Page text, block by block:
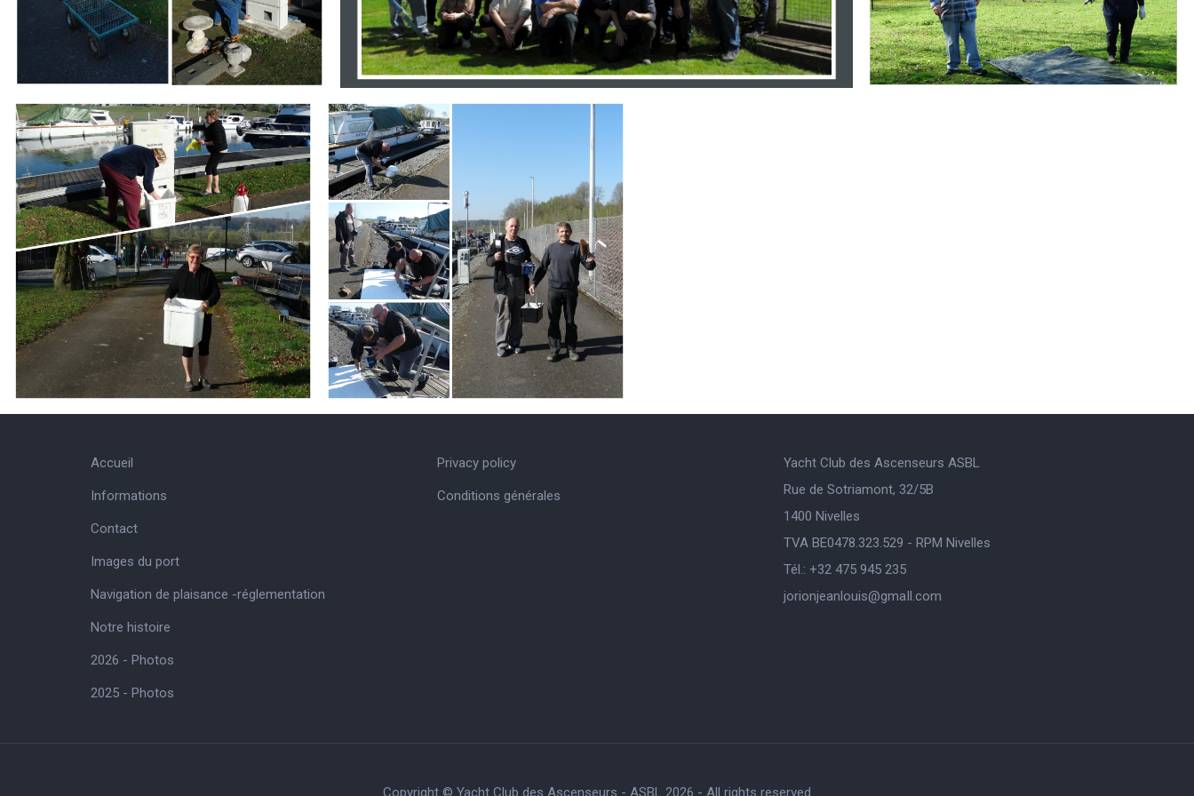
Branding
ARMCHAIR
Branding
ARMCHAIR
Accueil
Informations
Contact
Images du port
Navigation de plaisance -réglementation
Notre histoire
2026 - Photos
2025 - Photos
Privacy policy
Conditions générales
Yacht Club des Ascenseurs ASBL
Rue de Sotriamont, 32/5B
1400 Nivelles
TVA BE0478.323.529 - RPM Nivelles
Tél.: +32 475 945 235
jorionjeanlouis@gmaIl.com
Copyright © Yacht Club des Ascenseurs - ASBL 2026 - All rights reserved